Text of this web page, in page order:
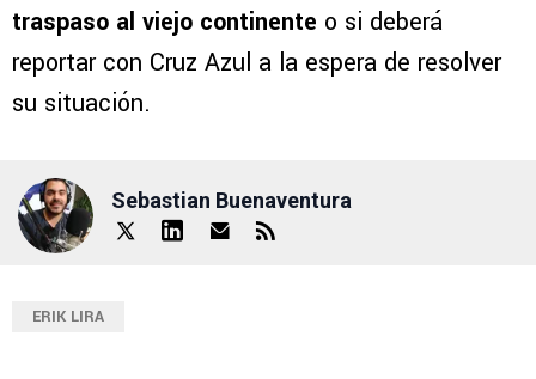
traspaso al viejo continente o si deberá
reportar con Cruz Azul a la espera de resolver
su situación.
Sebastian Buenaventura
ERIK LIRA